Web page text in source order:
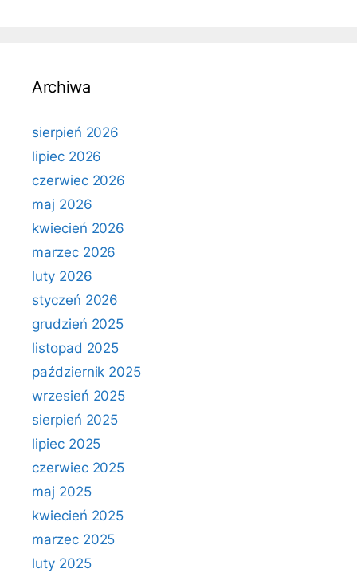
Archiwa
sierpień 2026
lipiec 2026
czerwiec 2026
maj 2026
kwiecień 2026
marzec 2026
luty 2026
styczeń 2026
grudzień 2025
listopad 2025
październik 2025
wrzesień 2025
sierpień 2025
lipiec 2025
czerwiec 2025
maj 2025
kwiecień 2025
marzec 2025
luty 2025